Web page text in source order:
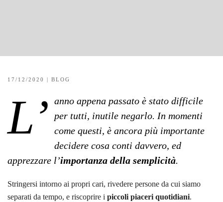
17/12/2020 | BLOG
L’ anno appena passato è stato difficile
per tutti, inutile negarlo. In momenti
come questi, è ancora più importante
decidere cosa conti davvero, ed
apprezzare l’importanza della semplicità.
Stringersi intorno ai propri cari, rivedere persone da cui siamo
separati da tempo, e riscoprire i piccoli piaceri quotidiani.